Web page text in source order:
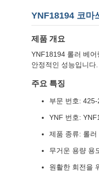
YNF18194 코마
제품 개요
YNF18194 롤러 베
안정적인 성능입니다
주요 특징
부문 번호: 425-
YNF 번호:
제품 종류: 롤러
무거운 용량 용
원활한 회전을